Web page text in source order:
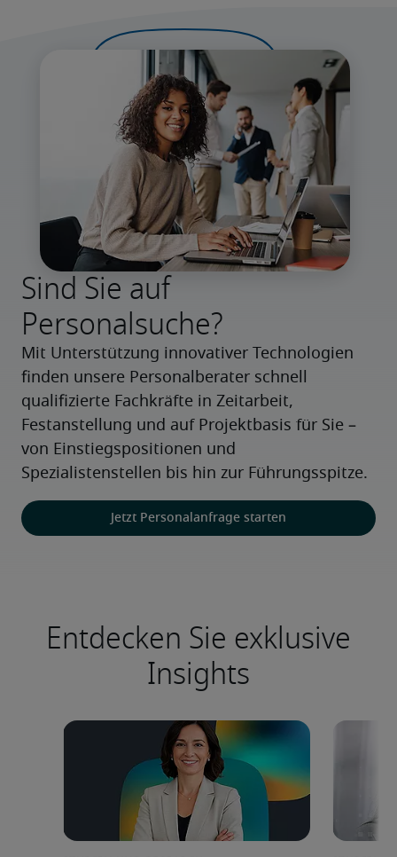
Sind Sie auf
Personalsuche?
Mit Unterstützung innovativer Technologien
finden unsere Personalberater schnell
qualifizierte Fachkräfte in Zeitarbeit,
Festanstellung und auf Projektbasis für Sie –
von Einstiegspositionen und
Spezialistenstellen bis hin zur Führungsspitze.
Jetzt Personalanfrage starten
Entdecken Sie exklusive
Insights